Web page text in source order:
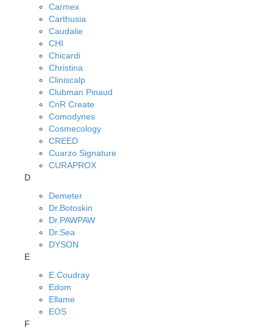
Carmex
Carthusia
Caudalie
CHI
Chicardi
Christina
Cliniscalp
Clubman Pinaud
CnR Create
Comodynes
Cosmecology
CREED
Cuarzo Signature
CURAPROX
D
Demeter
Dr.Botoskin
Dr.PAWPAW
Dr.Sea
DYSON
E
E.Coudray
Edom
Ellame
EOS
F